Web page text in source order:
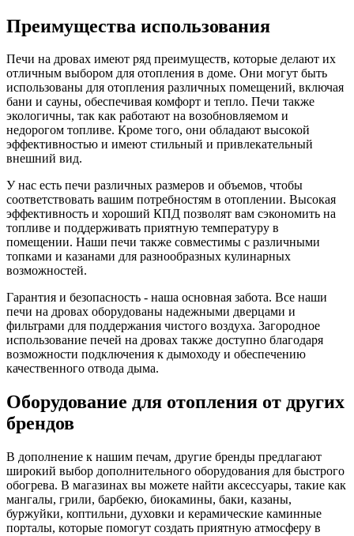
Преимущества использования
Печи на дровах имеют ряд преимуществ, которые делают их
отличным выбором для отопления в доме. Они могут быть
использованы для отопления различных помещений, включая
бани и сауны, обеспечивая комфорт и тепло. Печи также
экологичны, так как работают на возобновляемом и
недорогом топливе. Кроме того, они обладают высокой
эффективностью и имеют стильный и привлекательный
внешний вид.
У нас есть печи различных размеров и объемов, чтобы
соответствовать вашим потребностям в отоплении. Высокая
эффективность и хороший КПД позволят вам сэкономить на
топливе и поддерживать приятную температуру в
помещении. Наши печи также совместимы с различными
топками и казанами для разнообразных кулинарных
возможностей.
Гарантия и безопасность - наша основная забота. Все наши
печи на дровах оборудованы надежными дверцами и
фильтрами для поддержания чистого воздуха. Загородное
использование печей на дровах также доступно благодаря
возможности подключения к дымоходу и обеспечению
качественного отвода дыма.
Оборудование для отопления от других
брендов
В дополнение к нашим печам, другие бренды предлагают
широкий выбор дополнительного оборудования для быстрого
обогрева. В магазинах вы можете найти аксессуары, такие как
мангалы, грили, барбекю, биокамины, баки, казаны,
буржуйки, коптильни, духовки и керамические каминные
порталы, которые помогут создать приятную атмосферу в